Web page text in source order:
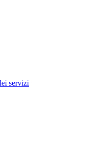
servizi